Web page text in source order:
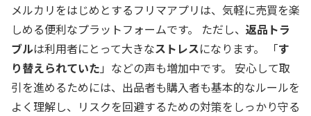
メルカリをはじめとするフリマアプリは、気軽に売買を楽
しめる便利なプラットフォームです。 ただし、 返品トラ
ブルは利用者にとって大きなストレスになります。 「す
り替えられていた 」などの声も増加中です。 安心して取
引を進めるためには、出品者も購入者も基本的なルールを
よく理解し、リスクを回避するための対策をしっかり守る